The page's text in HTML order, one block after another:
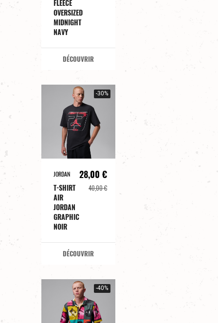
FLEECE
OVERSIZED
MIDNIGHT
NAVY
DÉCOUVRIR
-30%
JORDAN
T-SHIRT
AIR
JORDAN
GRAPHIC
NOIR
28,00 €
40,00 €
DÉCOUVRIR
-40%